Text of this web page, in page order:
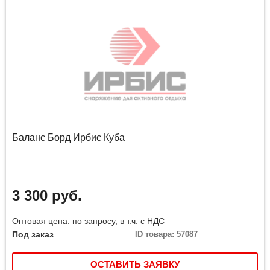
Баланс Борд Ирбис Куба
3 300 руб.
Оптовая цена: по запросу, в т.ч. с НДС
Под заказ
ID товара: 57087
ОСТАВИТЬ ЗАЯВКУ